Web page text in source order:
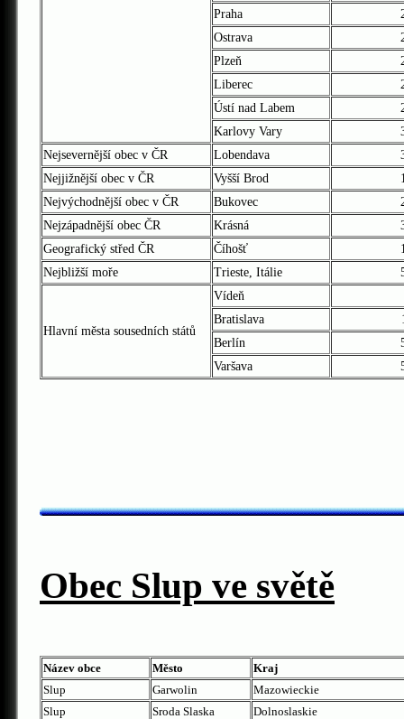
Praha
Ostrava
Plzeň
Liberec
Ústí nad Labem
Karlovy Vary
Nejsevernější obec v ČR
Lobendava
Nejjižnější obec v ČR
Vyšší Brod
Nejvýchodnější obec v ČR
Bukovec
Nejzápadnější obec ČR
Krásná
Geografický střed ČR
Číhošť
Nejbližší moře
Trieste, Itálie
Hlavní města sousedních států
Vídeň
Bratislava
Berlín
Varšava
Obec Slup ve světě
Název obce Město
Kraj
Slup
Garwolin
Mazowieckie
Slup
Sroda Slaska
Dolnoslaskie